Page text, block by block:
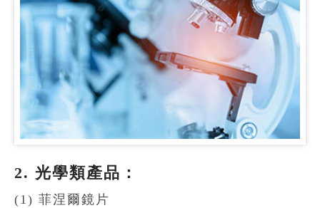
2. 光學類產品：
(1) 菲涅爾鏡片